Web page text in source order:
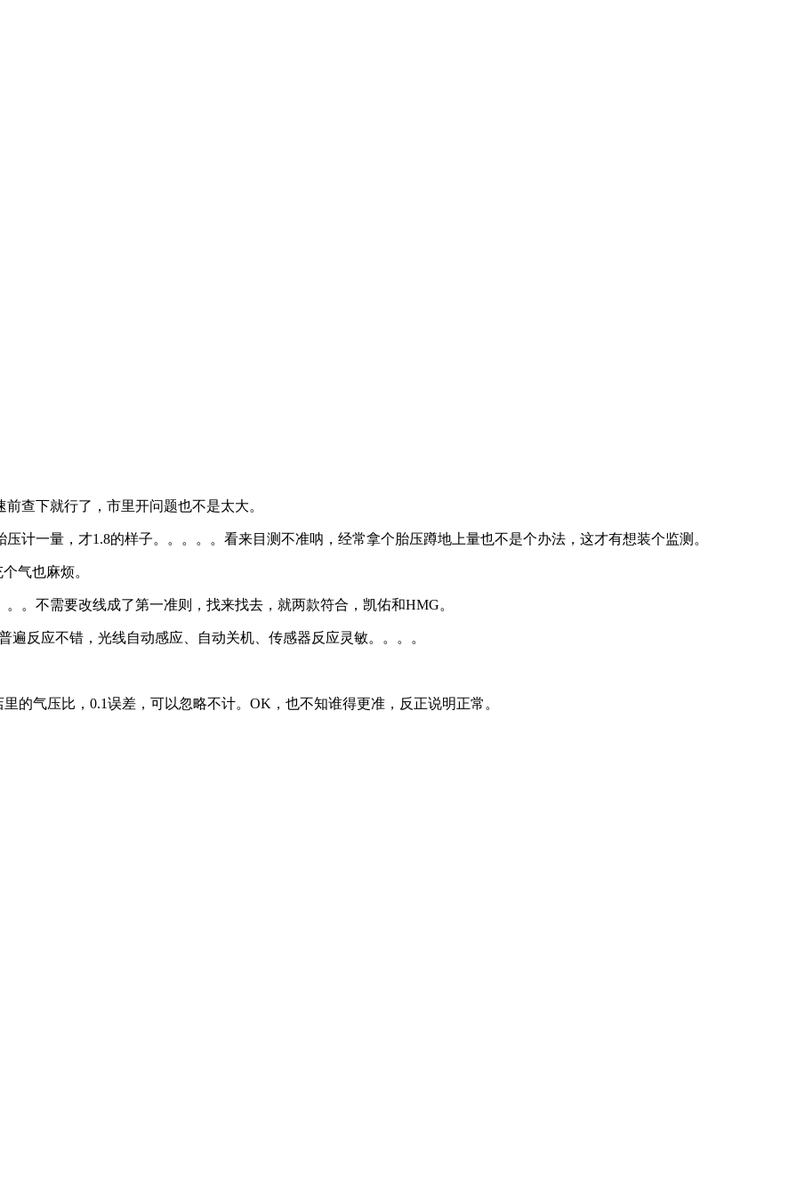
下就行了，市里开问题也不是太大。
一量，才1.8的样子。。。。。看来目测不准呐，经常拿个胎压蹲地上量也不是个办法，这才有想装个监测。
气也麻烦。
不需要改线成了第一准则，找来找去，就两款符合，凯佑和HMG。
应不错，光线自动感应、自动关机、传感器反应灵敏。。。。
气压比，0.1误差，可以忽略不计。OK，也不知谁得更准，反正说明正常。